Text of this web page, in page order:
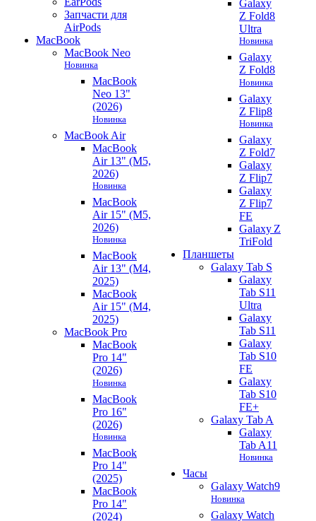
Запчасти для
AirPods
MacBook
MacBook Neo
Новинка
MacBook
Neo 13"
(2026)
Новинка
MacBook Air
MacBook
Air 13" (M5,
2026)
Новинка
MacBook
Air 15" (M5,
2026)
Новинка
MacBook
Air 13" (M4,
2025)
MacBook
Air 15" (M4,
2025)
MacBook Pro
MacBook
Pro 14"
(2026)
Новинка
MacBook
Pro 16"
(2026)
Новинка
MacBook
Pro 14"
(2025)
MacBook
Pro 14"
(2024)
Galaxy
Z Fold8
Ultra
Новинка
Galaxy
Z Fold8
Новинка
Galaxy
Z Flip8
Новинка
Galaxy
Z Fold7
Galaxy
Z Flip7
Galaxy
Z Flip7
FE
Galaxy Z
TriFold
Планшеты
Galaxy Tab S
Galaxy
Tab S11
Ultra
Galaxy
Tab S11
Galaxy
Tab S10
FE
Galaxy
Tab S10
FE+
Galaxy Tab A
Galaxy
Tab A11
Новинка
Часы
Galaxy Watch9
Новинка
Galaxy Watch